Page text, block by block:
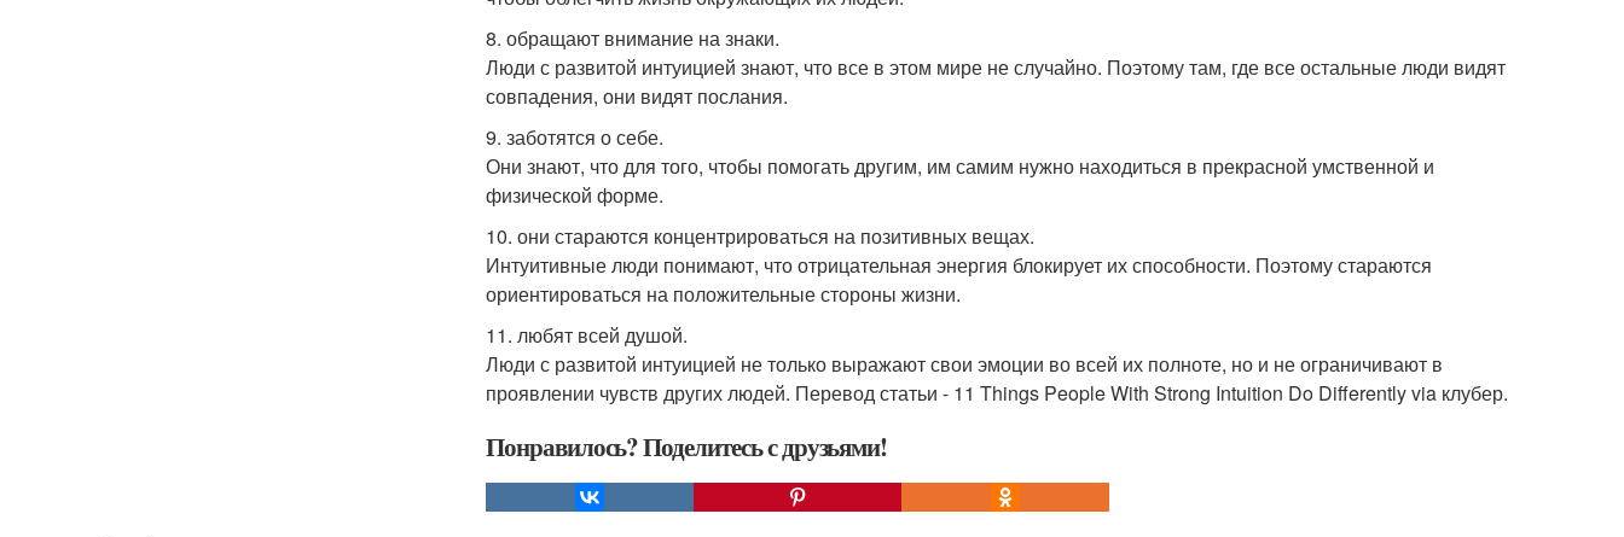
8. обращают внимание на знаки.
Люди с развитой интуицией знают, что все в этом мире не случайно. Поэтому там, где все остальные люди видят
совпадения, они видят послания.
9. заботятся о себе.
Они знают, что для того, чтобы помогать другим, им самим нужно находиться в прекрасной умственной и
физической форме.
10. они стараются концентрироваться на позитивных вещах.
Интуитивные люди понимают, что отрицательная энергия блокирует их способности. Поэтому стараются
ориентироваться на положительные стороны жизни.
11. любят всей душой.
Люди с развитой интуицией не только выражают свои эмоции во всей их полноте, но и не ограничивают в
проявлении чувств других людей. Перевод статьи - 11 Things People With Strong Intuition Do Differently via клубер.
Понравилось? Поделитесь с друзьями!